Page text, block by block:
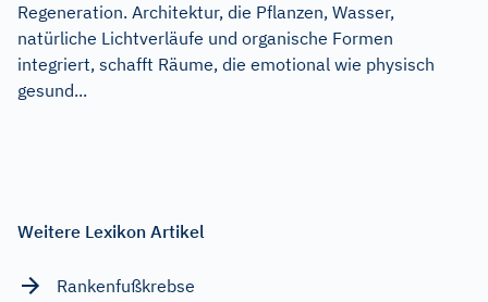
Regeneration. Architektur, die Pflanzen, Wasser,
natürliche Lichtverläufe und organische Formen
integriert, schafft Räume, die emotional wie physisch
gesund...
Weitere Lexikon Artikel
Rankenfußkrebse